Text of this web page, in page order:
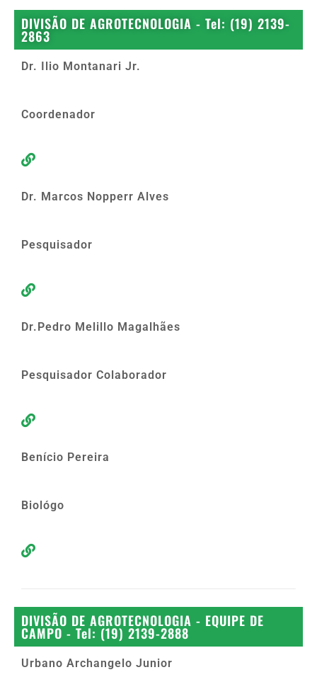
DIVISÃO DE AGROTECNOLOGIA - Tel: (19) 2139-
2863
Dr. Ilio Montanari Jr.
Coordenador
Dr. Marcos Nopperr Alves
Pesquisador
Dr.Pedro Melillo Magalhães
Pesquisador Colaborador
Benício Pereira
Biológo
DIVISÃO DE AGROTECNOLOGIA - EQUIPE DE
CAMPO - Tel: (19) 2139-2888
Urbano Archangelo Junior